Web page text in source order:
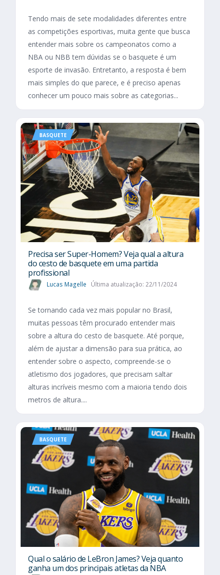
Tendo mais de sete modalidades diferentes entre
as competições esportivas, muita gente que busca
entender mais sobre os campeonatos como a
NBA ou NBB tem dúvidas se o basquete é um
esporte de invasão. Entretanto, a resposta é bem
mais simples do que parece, e é preciso apenas
conhecer um pouco mais sobre as categorias...
BASQUETE
Precisa ser Super-Homem? Veja qual a altura
do cesto de basquete em uma partida
profissional
Lucas Magelle Última atualização: 22/11/2024
Se tornando cada vez mais popular no Brasil,
muitas pessoas têm procurado entender mais
sobre a altura do cesto de basquete. Até porque,
além de ajustar a dimensão para sua prática, ao
entender sobre o aspecto, compreende-se o
atletismo dos jogadores, que precisam saltar
alturas incríveis mesmo com a maioria tendo dois
metros de altura....
BASQUETE
Qual o salário de LeBron James? Veja quanto
ganha um dos principais atletas da NBA